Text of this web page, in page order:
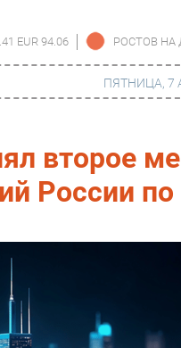
EUR 94.06 РОСТОВ НА
Web
ПЯТНИЦА, 7
второе
России по